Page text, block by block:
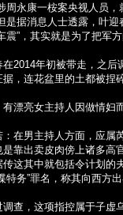
周永康一桉案央视人员
是据消息人士透露，叶
震”，其实就是为了把军
在2014年初被带走，之后
据，连花盆里的土都被捏
有漂亮女主持人因做情妇
：在男主持人方面，应属
是靠出卖皮肉傍上诸多高
传这其中就包括令计划的
特务”罪名，称其向西方出
调查，这项指控属于子虚